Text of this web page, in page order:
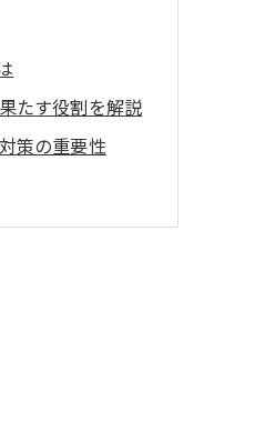
たす役割を解説
策の重要性
由と具体策
備が必要な背景
の実践力向上